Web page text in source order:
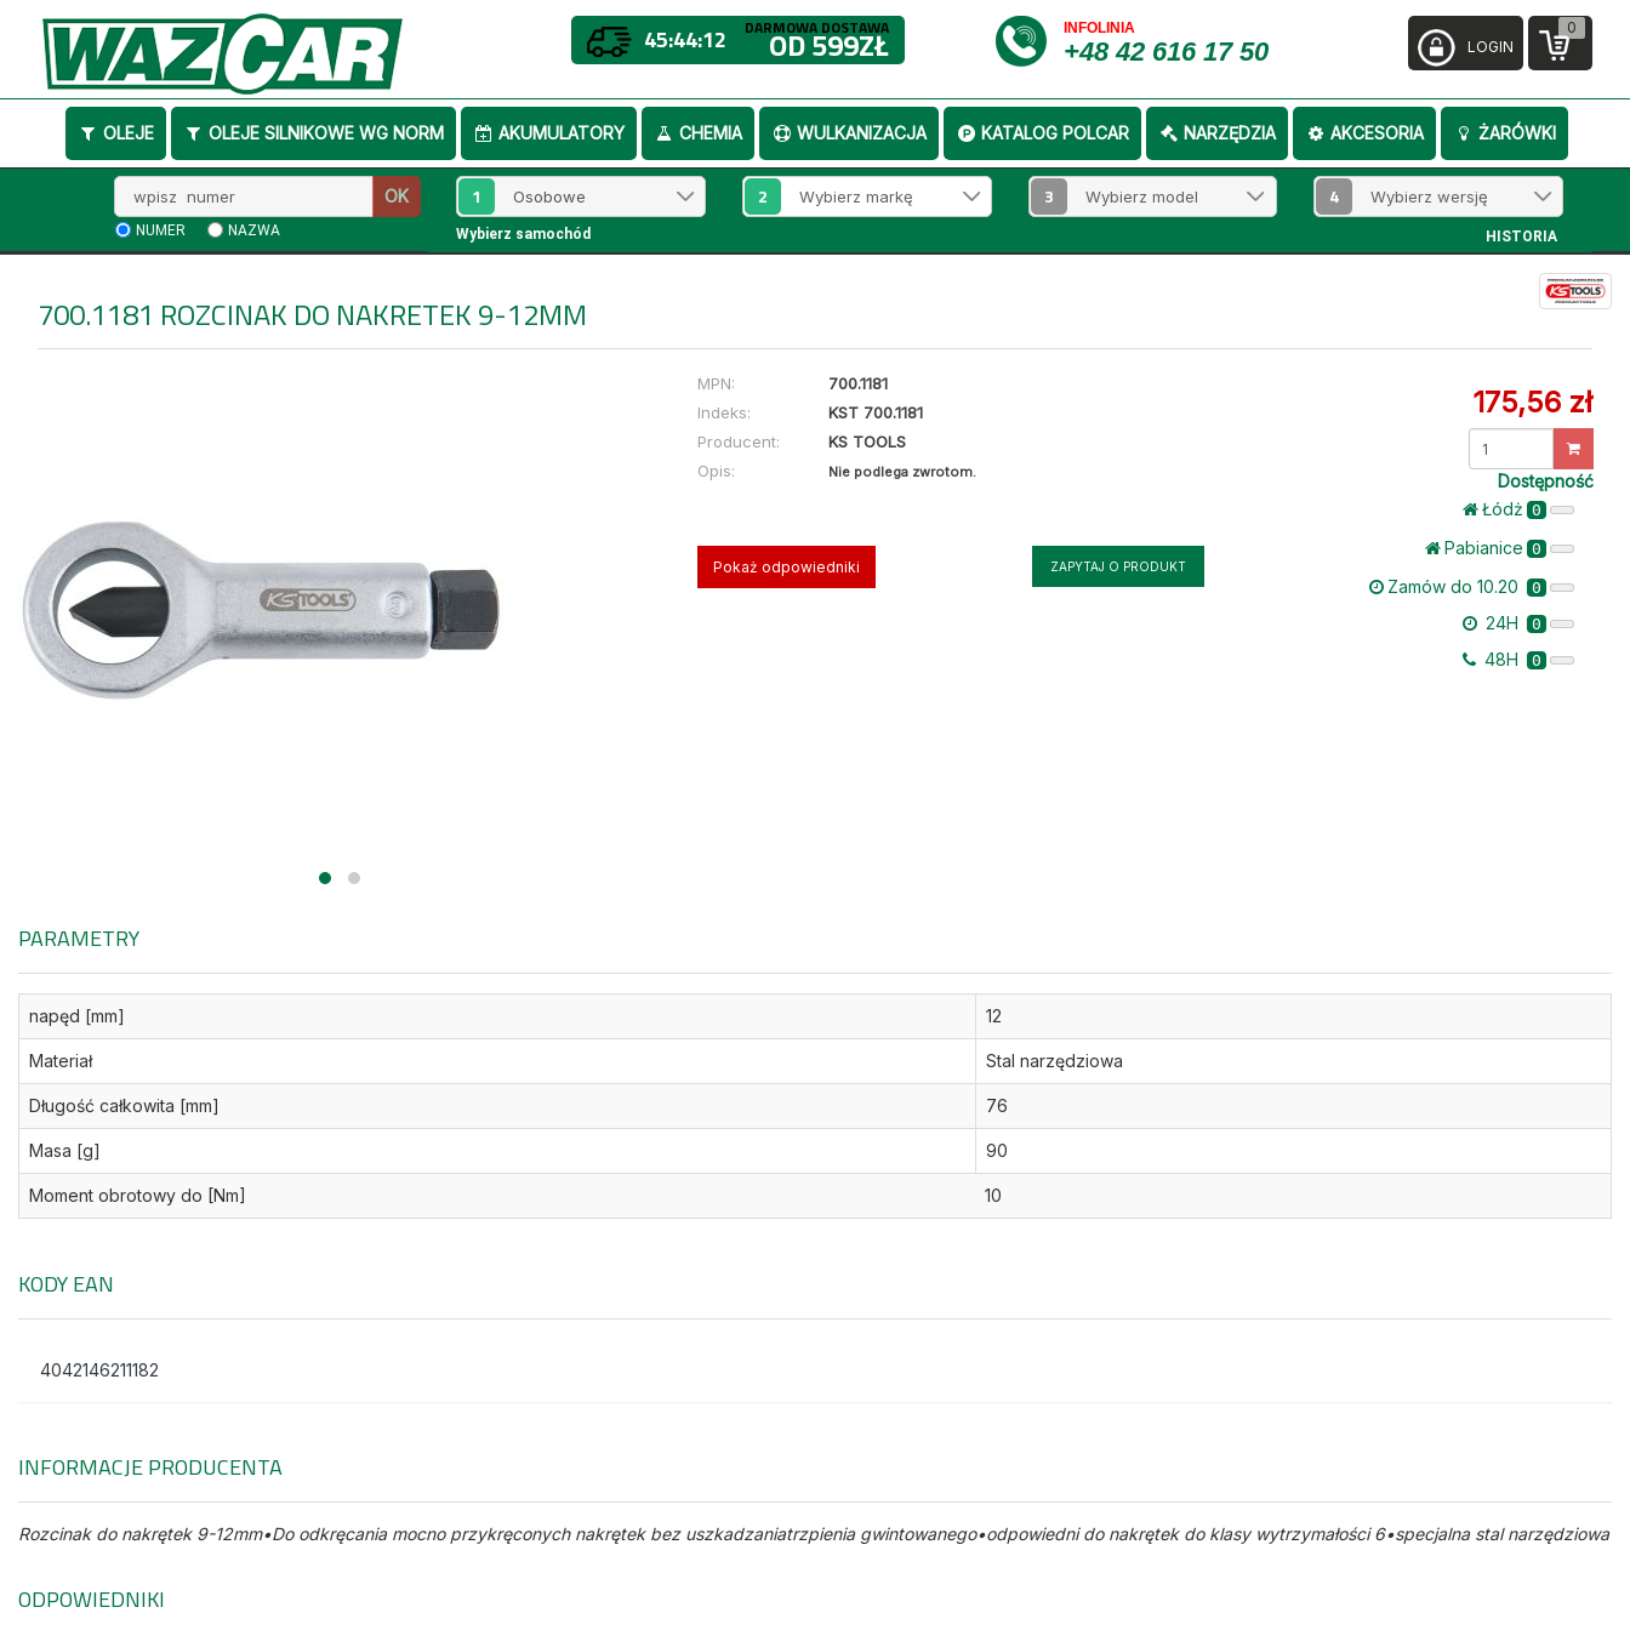
45:44:12 DARMOWA DOSTAWA
OD 599ZŁ INFOLINIA
+48 42 616 17 50
OLEJE OLEJE SILNIKOWE WG NORM AKUMULATORY CHEMIA WULKANIZACJA KATALOG POLCAR NARZĘDZIA AKCESORIA ŻARÓWKI
0
LOGIN
numer
OK
NUMER NAZWA
1 2 3 4
Wybierz samochód HISTORIA
700.1181 ROZCINAK DO NAKRETEK 9-12MM
MPN:
700.1181
Indeks:
KST 700.1181
Producent:
KS TOOLS
Opis:
Nie podlega zwrotom.
Pokaż odpowiedniki ZAPYTAJ O PRODUKT
175,56 zł
Dostępność
Łódż 0
Pabianice 0
Zamów do 10.20 0
24H 0
48H 0
PARAMETRY
napęd [mm] 12
Materiał Stal narzędziowa
Długość całkowita [mm] 76
Masa [g] 90
Moment obrotowy do [Nm] 10
KODY EAN
4042146211182
INFORMACJE PRODUCENTA
Rozcinak do nakrętek 9-12mm•Do odkręcania mocno przykręconych nakrętek bez uszkadzaniatrzpienia gwintowanego•odpowiedni do nakrętek do klasy wytrzymałości 6•specjalna stal narzędziowa
ODPOWIEDNIKI